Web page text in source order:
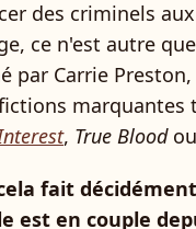
des criminels
ce n'est autre
par Carrie
marquantes
, True Blood
fait
est en couple